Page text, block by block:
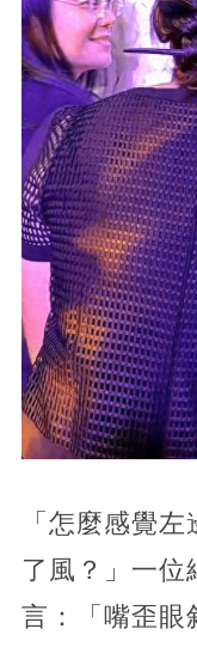
「怎麼感覺
了風？」一位
言：「嘴歪眼